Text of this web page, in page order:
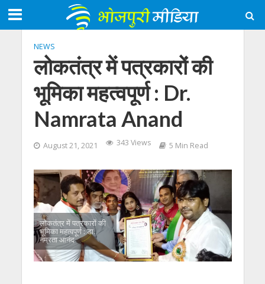
NEWS
लोकतंत्र में पत्रकारों की
भूमिका महत्वपूर्ण : Dr.
Namrata Anand
August 21, 2021 343 Views 5 Min Read
लोकतंत्र में पत्रकारों की
भूमिका महत्वपूर्ण : डा.
नम्रता आनंद